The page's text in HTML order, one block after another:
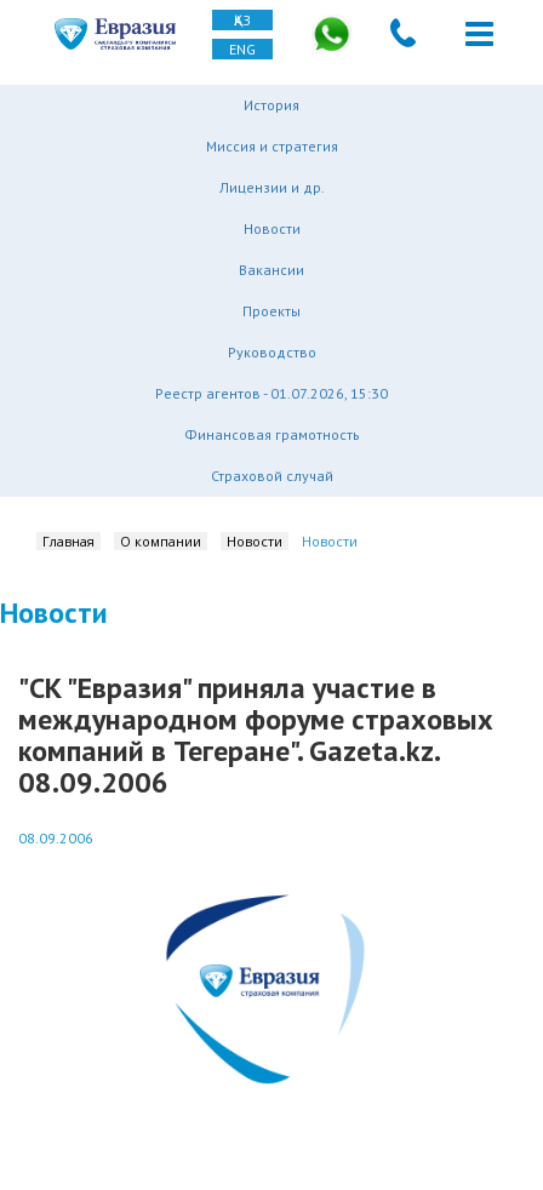
ҚАЗ
ENG
История
Миссия и стратегия
Лицензии и др.
Новости
Вакансии
Проекты
Руководство
Реестр агентов - 01.07.2026, 15:30
Финансовая грамотность
Страховой случай
Главная О компании Новости Новости
Новости
"СК "Евразия" приняла участие в
международном форуме страховых
компаний в Тегеране". Gazeta.kz.
08.09.2006
08.09.2006